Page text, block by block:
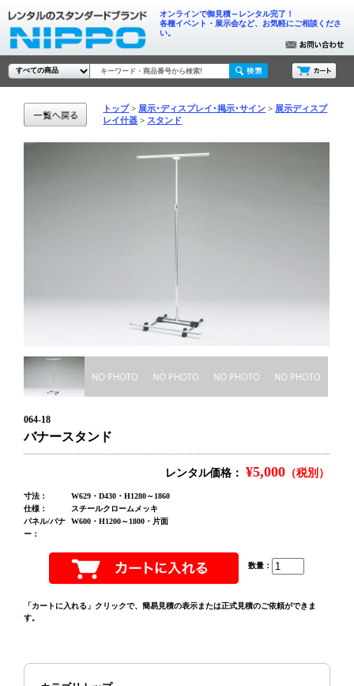
オンラインで御見積～レンタル完了！
各種イベント・展示会など、お気軽にご相談くださ
い。
トップ 展示･ディスプレイ･掲示･サイン
展示ディスプ
レイ什器
スタンド
064-18
バナースタンド
レンタル価格： ¥5,000 （税別）
寸法：
W629・D430・H1280～1860
仕様：
スチールクロームメッキ
パネル/バナ
ー：
W600・H1200～1800・片面
数量：
「カートに入れる」クリックで、簡易見積の表示または正式見積のご依頼ができま
す。